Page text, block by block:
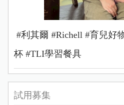
#利其爾 #Richell #育兒好
杯 #TLI學習餐具
試用募集